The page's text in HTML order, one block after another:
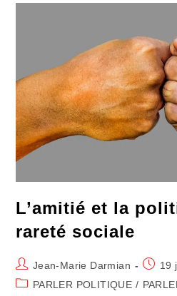
L’amitié et la
rareté sociale
Auteur/autrice
de
Jean-Marie Darmian
19
PostPARLER POLITIQUE /